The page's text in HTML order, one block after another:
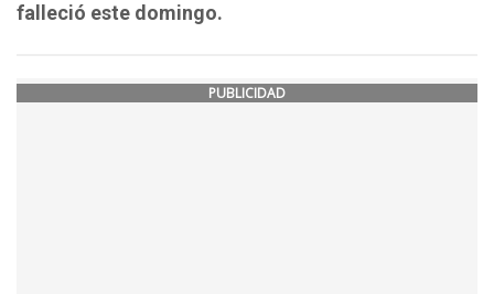
falleció este domingo.
PUBLICIDAD